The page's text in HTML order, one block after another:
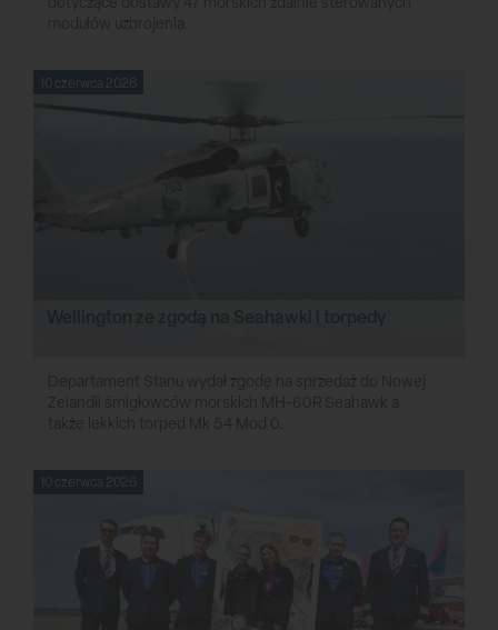
modułów uzbrojenia.
10 czerwca 2026
Departament Stanu wydał zgodę na sprzedaż do Nowej
Zelandii śmigłowców morskich MH-60R Seahawk a
także lekkich torped Mk 54 Mod 0.
10 czerwca 2026